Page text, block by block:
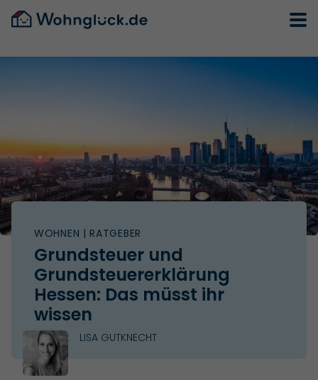
WOHNEN | RATGEBER
Grundsteuer und
Grundsteuererklärung
Hessen: Das müsst ihr
wissen
LISA GUTKNECHT